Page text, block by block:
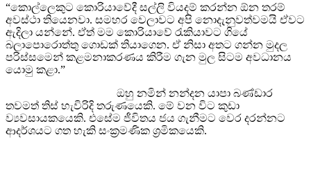
“කොල්ලෙකුට කොරියාවේදී සල්ලි වියදම් කරන්න ඕන තරම්
අවස්ථා තියෙනවා. සමහර වෙලාවට අපි නොදැනුවත්වමයි ඒවට
ඇදිලා යන්නේ. ඒත් මම කොරියාවේ රැකියාවට ගියේ
බලාපොරොත්තු ගොඩක් තියාගෙන. ඒ නිසා අතට ගන්න මුදල
පරිස්සමෙන් කළමනාකරණය කිරීම ගැන මුල සිටම අවධානය
යොමු කළා.”
ඔහු නමින් නන්දන යාපා බණ්ඩාර
තවමත් තිස් හැවිරිදි තරුණයෙකි. මේ වන විට කුඩා
ව්‍යවසායකයෙකි. එසේම ජීවිතය ජය ගැනීමට වෙර දරන්නට
ආදර්ශයට ගත හැකි සංක්‍රමණික ශ්‍රමිකයෙකි.